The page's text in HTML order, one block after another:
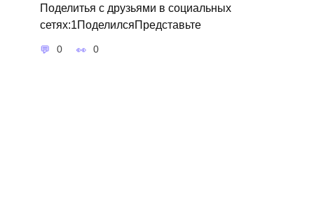
Поделитья с друзьями в социальных
сетях:1ПоделилсяПредставьте
0 0